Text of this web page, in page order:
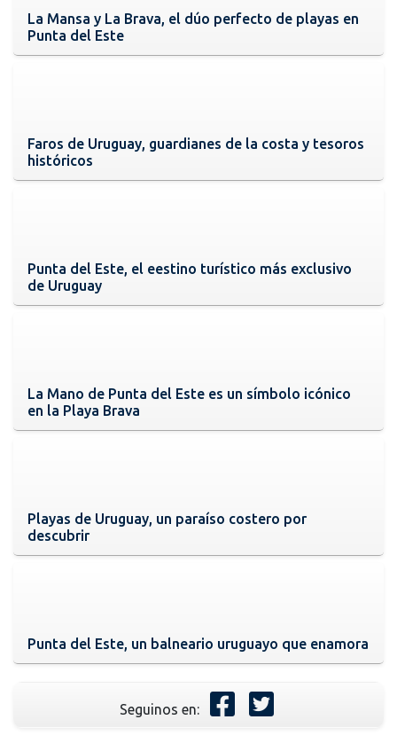
La Mansa y La Brava, el dúo perfecto de playas en
Punta del Este
Faros de Uruguay, guardianes de la costa y tesoros
históricos
Punta del Este, el eestino turístico más exclusivo
de Uruguay
La Mano de Punta del Este es un símbolo icónico
en la Playa Brava
Playas de Uruguay, un paraíso costero por
descubrir
Punta del Este, un balneario uruguayo que enamora
Seguinos en: